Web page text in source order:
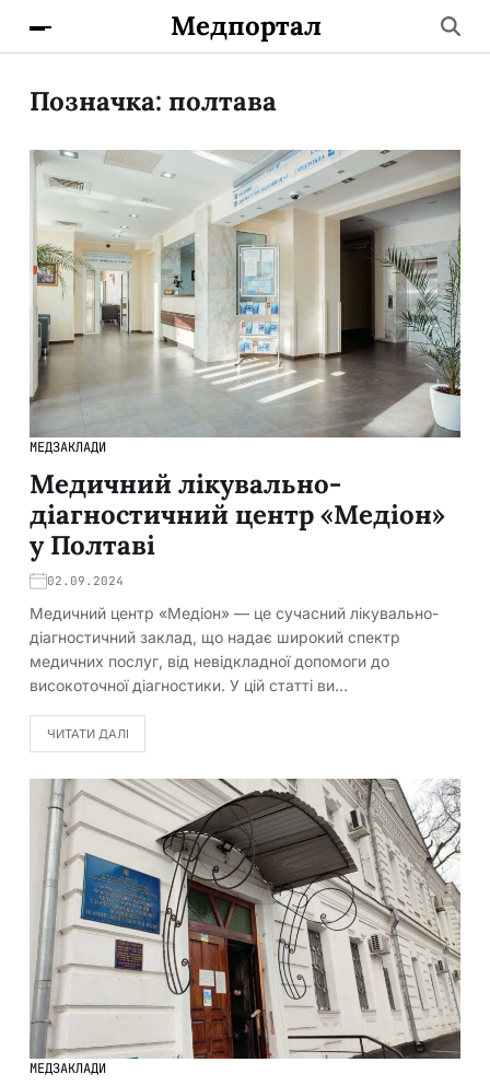
Медпортал
Позначка: полтава
МЕДЗАКЛАДИ
Медичний лікувально-
діагностичний центр «Медіон»
у Полтаві
02.09.2024
Медичний центр «Медіон» — це сучасний лікувально-
діагностичний заклад, що надає широкий спектр
медичних послуг, від невідкладної допомоги до
високоточної діагностики. У цій статті ви…
ЧИТАТИ ДАЛІ
МЕДЗАКЛАДИ